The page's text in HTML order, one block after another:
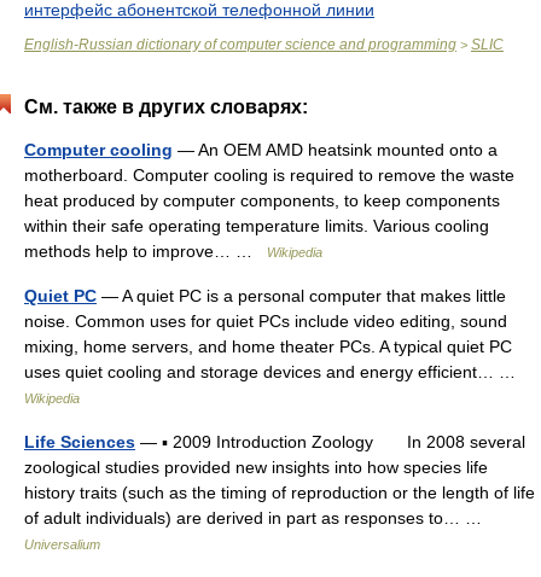
интерфейс абонентской телефонной линии
English-Russian dictionary of computer science and programming > SLIC
См. также в других словарях:
Computer cooling — An OEM AMD heatsink mounted onto a
motherboard. Computer cooling is required to remove the waste
heat produced by computer components, to keep components
within their safe operating temperature limits. Various cooling
methods help to improve… …
Wikipedia
Quiet PC — A quiet PC is a personal computer that makes little
noise. Common uses for quiet PCs include video editing, sound
mixing, home servers, and home theater PCs. A typical quiet PC
uses quiet cooling and storage devices and energy efficient… …
Wikipedia
Life Sciences — ▪ 2009 Introduction Zoology In 2008 several
zoological studies provided new insights into how species life
history traits (such as the timing of reproduction or the length of life
of adult individuals) are derived in part as responses to… …
Universalium